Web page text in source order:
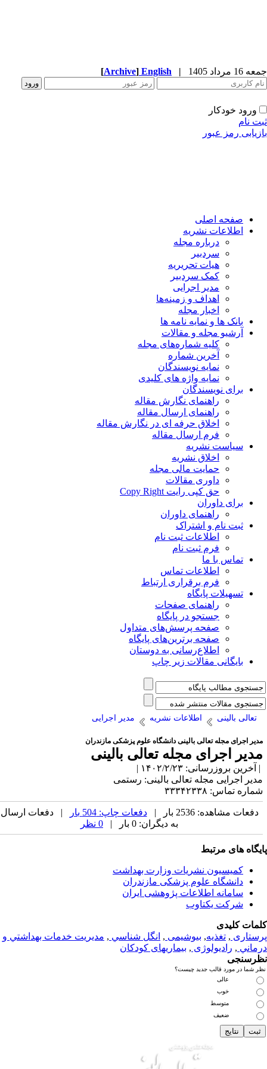
مرداد 1405 |
English
[Archive]
ورود خودکار
نام
رمز عبور
صفحه اصلی
اطلاعات نشریه
درباره مجله
سردبیر
هیات تحریریه
کمک سردبیر
مدیر اجرایی
اهداف و زمینه‌ها
اخبار مجله
بانک ها و نمایه نامه ها
آرشیو مجله و مقالات
کلیه شماره‌های مجله
آخرین شماره
نمایه نویسندگان
نمایه واژه های کلیدی
برای نویسندگان
راهنمای نگارش مقاله
راهنمای ارسال مقاله
اخلاق حرفه ای در نگارش مقاله
فرم ارسال مقاله
سیاست نشریه
اخلاق نشریه
حمایت مالی مجله
داوری مقالات
حق کپی رایت Copy Right
برای داوران
راهنمای داوران
ثبت نام و اشتراک
اطلاعات ثبت نام
فرم ثبت نام
تماس با ما
اطلاعات تماس
فرم برقراری ارتباط
تسهیلات پایگاه
راهنمای صفحات
جستجو در پایگاه
صفحه پرسش‌های متداول
صفحه برترین‌های پایگاه
اطلاع‌رسانی به دوستان
بایگانی مقالات زیر چاپ
تعالی بالینی اطلاعات نشریه مدیر اجرایی
اجرای مجله تعالی بالینی دانشگاه علوم پزشکی مازندران
اجرای مجله تعالی بالینی
بروزرسانی: ۱۴۰۲/۲/۲۳ |
اجرایی مجله تعالی بالینی: رستمی
تماس: ۳۳۳۴۲۳۳۸
دفعات مشاهده: 2536 بار | دفعات چاپ: 504 بار
| دفعات ارسال
به دیگران: 0 بار |
های مرتبط
کمیسیون نشریات وزارت بهداشت
دانشگاه علوم پزشکی مازندران
سامانه اطلاعات پژوهشی ایران
شرکت یکتاوب
کلیدی
, تغذيه,بیوشیمی , انگل شناسي , مديريت خدمات بهداشتي و
, رادیولوژی, بیماریهای کودکان
شما در مورد قالب جدید چیست؟
عالی
خوب
متوسط
ضعیف